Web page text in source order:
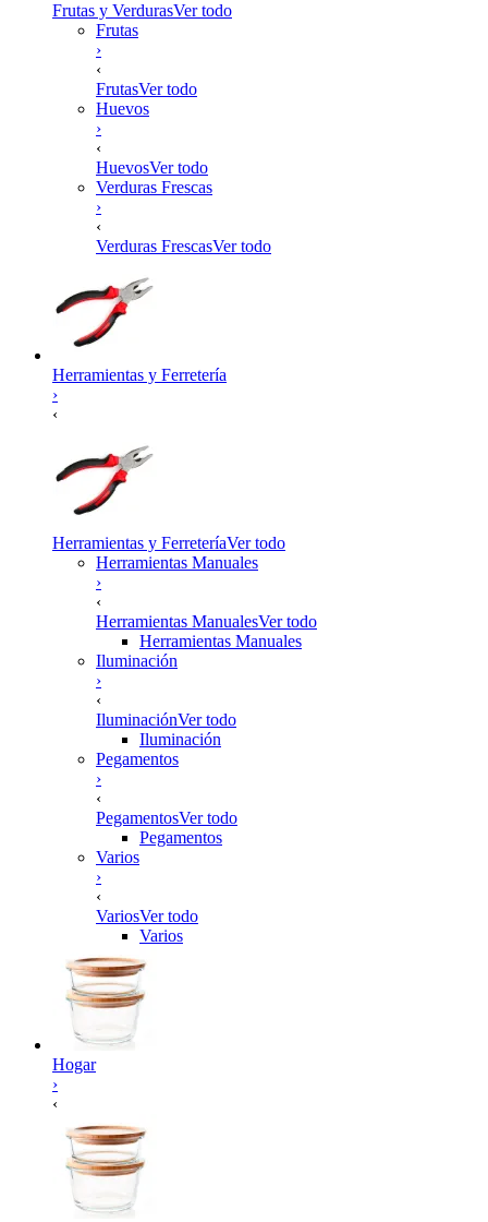
Frutas y VerdurasVer todo
Frutas
›
‹
FrutasVer todo
Huevos
›
‹
HuevosVer todo
Verduras Frescas
›
‹
Verduras FrescasVer todo
Herramientas y Ferretería
›
‹
Herramientas y FerreteríaVer todo
Herramientas Manuales
›
‹
Herramientas ManualesVer todo
Herramientas Manuales
Iluminación
›
‹
IluminaciónVer todo
Iluminación
Pegamentos
›
‹
PegamentosVer todo
Pegamentos
Varios
›
‹
VariosVer todo
Varios
Hogar
›
‹